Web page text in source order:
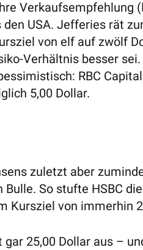
Verkaufsempfehlung
USA. Jefferies rät
von elf auf zwölf
Verhältnis besser
RBC
5,00 Dollar.
zuletzt aber
So stufte HSBC
Kursziel von immerhin
gar 25,00 Dollar aus –